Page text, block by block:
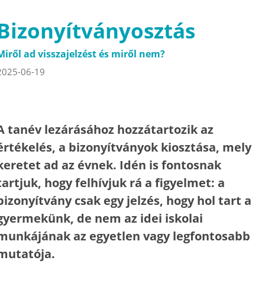
ad visszajelzést és miről nem?
06-19
tanév lezárásához hozzátartozik az
a bizonyítványok kiosztása, mely
ad az évnek. Idén is fontosnak
hogy felhívjuk rá a figyelmet: a
csak egy jelzés, hogy hol tart a
de nem az idei iskolai
az egyetlen vagy legfontosabb